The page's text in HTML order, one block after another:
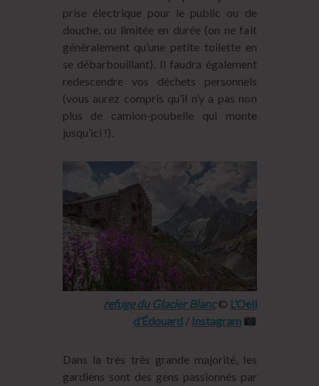
prise électrique pour le public ou de
douche, ou limitée en durée (on ne fait
généralement qu’une petite toilette en
se débarbouillant). Il faudra également
redescendre vos déchets personnels
(vous aurez compris qu’il n’y a pas non
plus de camion-poubelle qui monte
jusqu’ici !).
refuge du Glacier Blanc© L’Oeil
d’Édouard / Instagram
Dans la très très grande majorité, les
gardiens sont des gens passionnés par